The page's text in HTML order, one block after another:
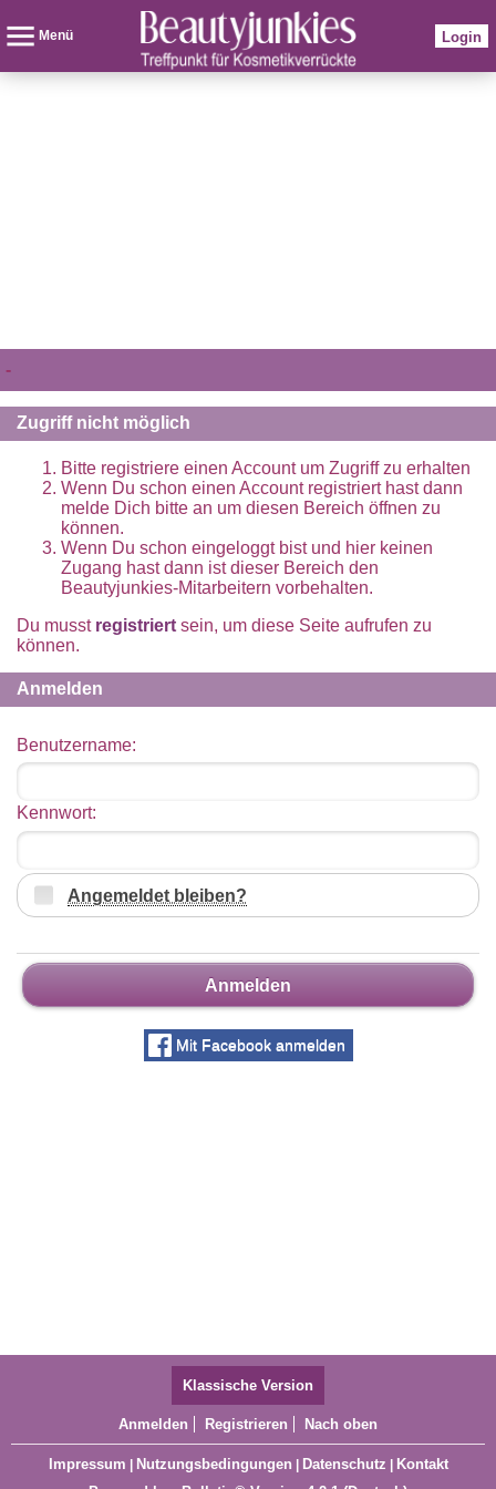
Menü Login
-
Zugriff nicht möglich
Bitte registriere einen Account um Zugriff zu erhalten
Wenn Du schon einen Account registriert hast dann
melde Dich bitte an um diesen Bereich öffnen zu
können.
Wenn Du schon eingeloggt bist und hier keinen
Zugang hast dann ist dieser Bereich den
Beautyjunkies-Mitarbeitern vorbehalten.
Du musst registriert sein, um diese Seite aufrufen zu
können.
Anmelden
Benutzername:
Kennwort:
Angemeldet bleiben?
Anmelden
Mit Facebook anmelden
Klassische Version
Anmelden Registrieren Nach oben
Impressum Nutzungsbedingungen Datenschutz
Kontakt